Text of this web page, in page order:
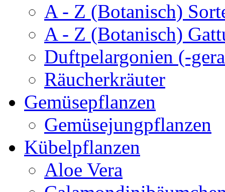
A - Z (Botanisch)
A - Z (Botanisch)
Duftpelargonien (-
Räucherkräuter
Gemüsepflanzen
Gemüsejungpflanzen
Kübelpflanzen
Aloe Vera